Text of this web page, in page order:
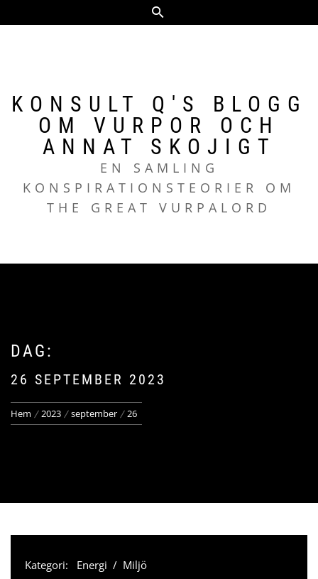
till
KONSULT Q'S BLOGG
OM VURPOR OCH
ANNAT SKOJIGT
EN SAMLING
KONSPIRATIONSTEORIER OM
THE GREAT VURPALORD
DAG:
26 SEPTEMBER 2023
Hem 2023 september 26
Kategori: Energi / Miljö